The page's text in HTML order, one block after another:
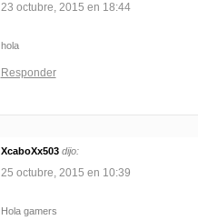
23 octubre, 2015 en 18:44
hola
Responder
XcaboXx503 dijo:
25 octubre, 2015 en 10:39
Hola gamers